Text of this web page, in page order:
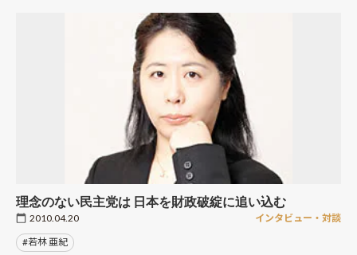
理念のない民主党は 日本を財政破綻に追い込む
2010.04.20 インタビュー・対談
#若林 亜紀